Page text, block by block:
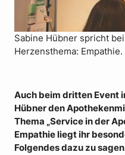
Sabine Hübner spricht
Herzensthema: Empathie.
Auch beim dritten Event
Hübner den
Thema „Service in der
Empathie liegt ihr
Folgendes dazu zu